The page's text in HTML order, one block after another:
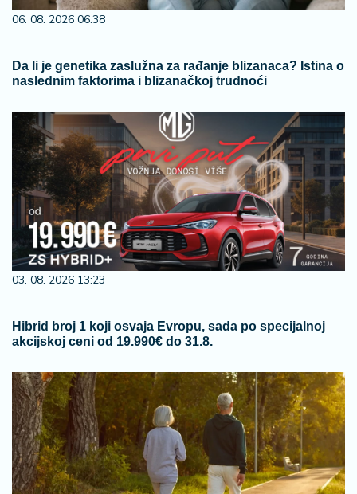
06. 08. 2026 06:38
Da li je genetika zaslužna za rađanje blizanaca? Istina o
naslednim faktorima i blizanačkoj trudnoći
03. 08. 2026 13:23
Hibrid broj 1 koji osvaja Evropu, sada po specijalnoj
akcijskoj ceni od 19.990€ do 31.8.